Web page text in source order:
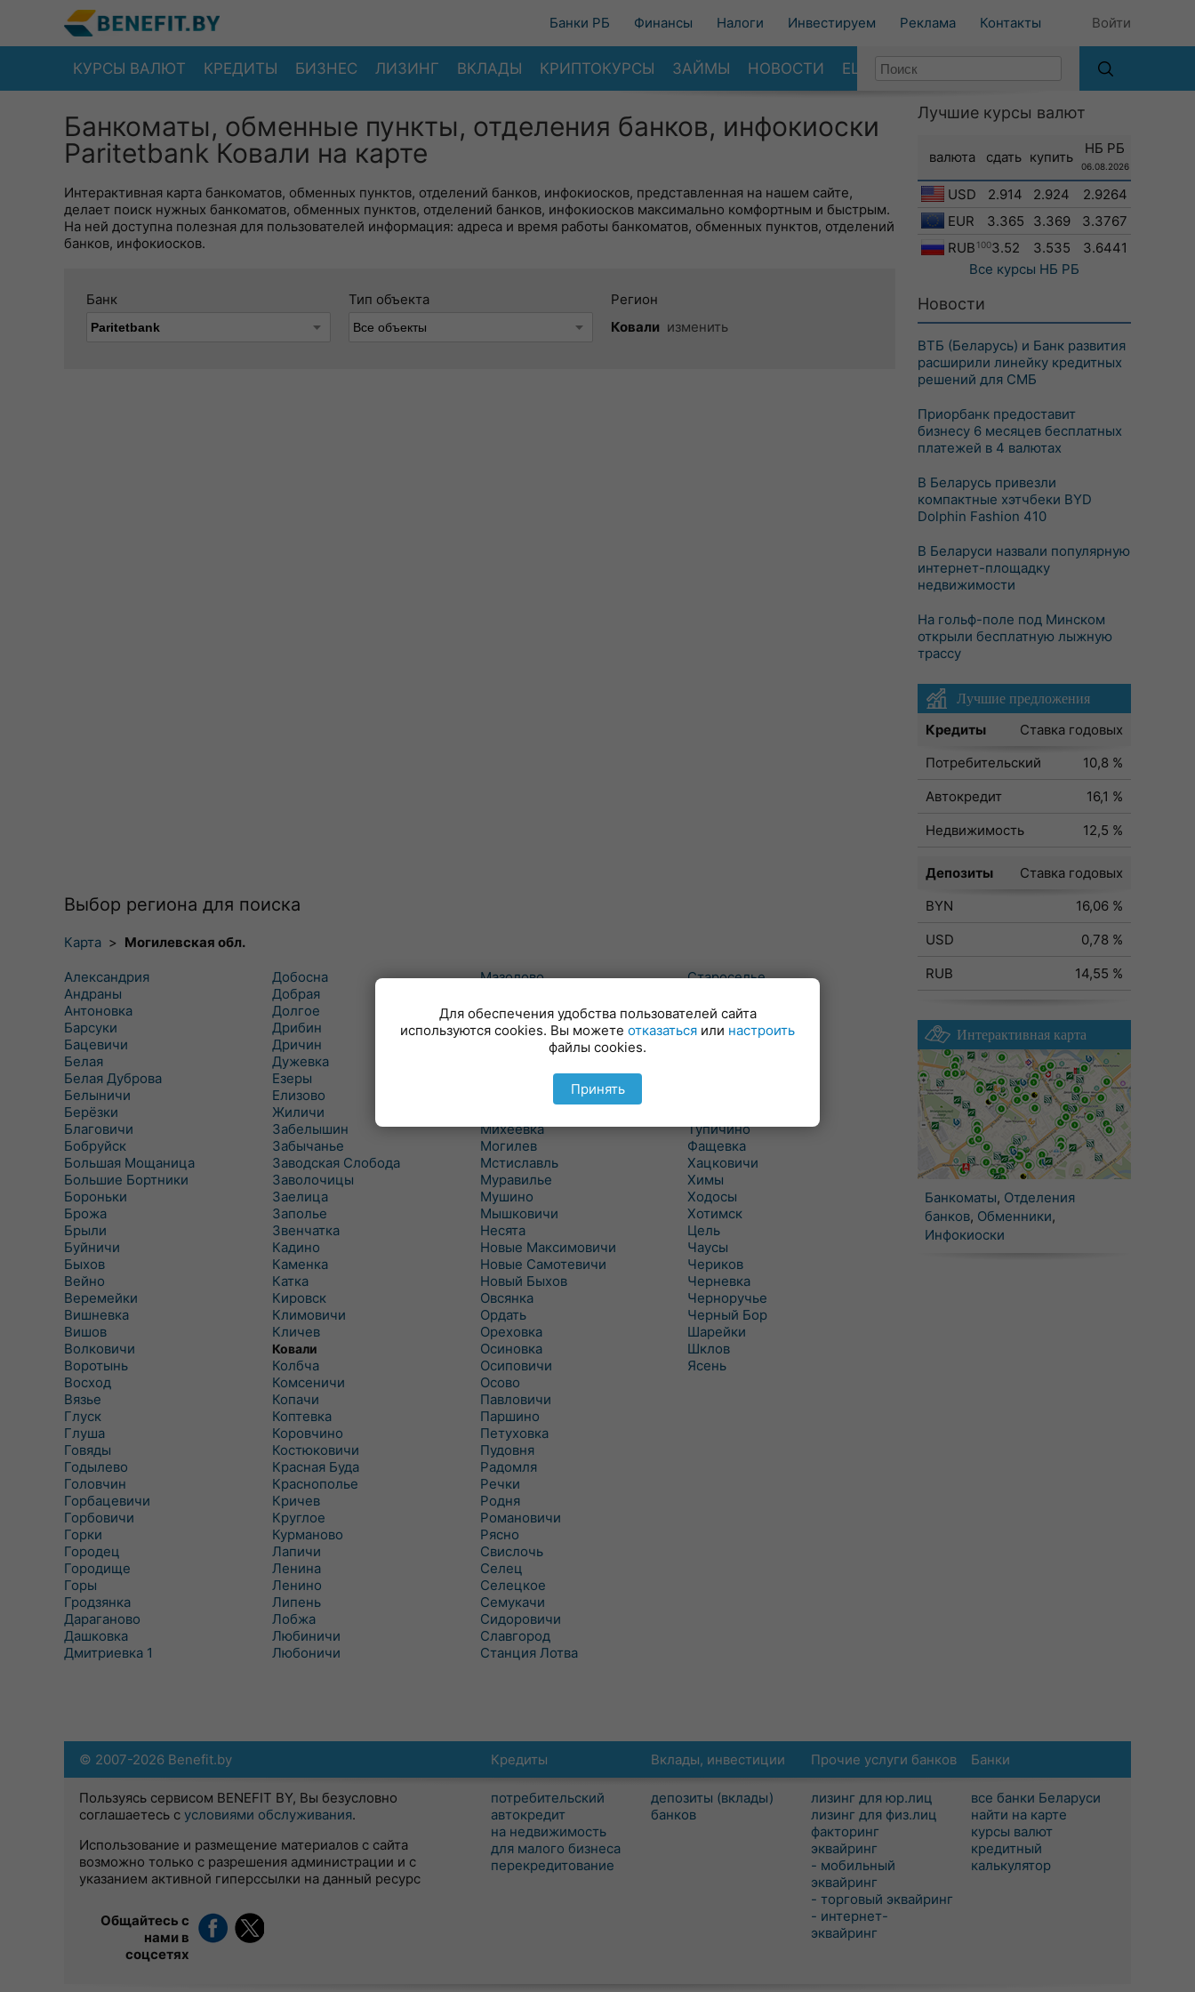
Банки РБ Финансы Налоги Инвестируем Реклама Контакты Войти
КУРСЫ ВАЛЮТ КРЕДИТЫ БИЗНЕС ЛИЗИНГ ВКЛАДЫ КРИПТОКУРСЫ ЗАЙМЫ НОВОСТИ ЕЩЕ
Банкоматы, обменные пункты, отделения банков, инфокиоски
Paritetbank Ковали на карте
Интерактивная карта банкоматов, обменных пунктов, отделений банков, инфокиосков, представленная на нашем сайте,
делает поиск нужных банкоматов, обменных пунктов, отделений банков, инфокиосков максимально комфортным и быстрым.
На ней доступна полезная для пользователей информация: адреса и время работы банкоматов, обменных пунктов, отделений
банков, инфокиосков.
Банк Тип объекта
Регион
Ковали изменить
Выбор региона для поиска
Карта > Могилевская обл.
Александрия
Андраны
Антоновка
Барсуки
Бацевичи
Белая
Белая Дуброва
Белыничи
Берёзки
Благовичи
Бобруйск
Большая Мощаница
Большие Бортники
Бороньки
Брожа
Брыли
Буйничи
Быхов
Вейно
Веремейки
Вишневка
Вишов
Волковичи
Воротынь
Восход
Вязье
Глуск
Глуша
Говяды
Годылево
Головчин
Горбацевичи
Горбовичи
Горки
Городец
Городище
Горы
Гродзянка
Дараганово
Дашковка
Дмитриевка 1
Добосна
Добрая
Долгое
Дрибин
Дричин
Дужевка
Езеры
Елизово
Жиличи
Забелышин
Забычанье
Заводская Слобода
Заволочицы
Заелица
Заполье
Звенчатка
Кадино
Каменка
Катка
Кировск
Климовичи
Кличев
Ковали
Колбча
Комсеничи
Копачи
Коптевка
Коровчино
Костюковичи
Красная Буда
Краснополье
Кричев
Круглое
Курманово
Лапичи
Ленина
Ленино
Липень
Лобжа
Любиничи
Любоничи
Мазолово
Макеевичи
Малые Словени
Межисетки
Михеевка
Могилев
Мстиславль
Муравилье
Мушино
Мышковичи
Несята
Новые Максимовичи
Новые Самотевичи
Новый Быхов
Овсянка
Ордать
Ореховка
Осиновка
Осиповичи
Осово
Павловичи
Паршино
Петуховка
Пудовня
Радомля
Речки
Родня
Романовичи
Рясно
Свислочь
Селец
Селецкое
Семукачи
Сидоровичи
Славгород
Станция Лотва
Староселье
Сухари
Татарка
Тупичино
Фащевка
Хацковичи
Химы
Ходосы
Хотимск
Цель
Чаусы
Чериков
Черневка
Черноручье
Черный Бор
Шарейки
Шклов
Ясень
Лучшие курсы валют
валюта сдать купить
НБ РБ
06.08.2026
USD 2.914 2.924
2.9264
EUR
3.365 3.369
3.3767
RUB 1003.52 3.535
3.6441
Все курсы НБ РБ
Новости
ВТБ (Беларусь) и Банк развития
расширили линейку кредитных
решений для СМБ
Приорбанк предоставит
бизнесу 6 месяцев бесплатных
платежей в 4 валютах
В Беларусь привезли
компактные хэтчбеки BYD
Dolphin Fashion 410
В Беларуси назвали популярную
интернет-площадку
недвижимости
На гольф-поле под Минском
открыли бесплатную лыжную
трассу
Лучшие предложения
Кредиты
Ставка годовых
Потребительский
10,8 %
Автокредит
16,1 %
Недвижимость
12,5 %
Депозиты
Ставка годовых
BYN
16,06 %
USD
0,78 %
RUB
14,55 %
Интерактивная карта
Банкоматы, Отделения
банков, Обменники,
Инфокиоски
Кредиты
потребительский
автокредит
на недвижимость
для малого бизнеса
перекредитование
Вклады, инвестиции
депозиты (вклады)
банков
Прочие услуги банков
лизинг для юр.лиц
лизинг для физ.лиц
факторинг
эквайринг
- мобильный
эквайринг
- торговый эквайринг
- интернет-
эквайринг
Банки
все банки Беларуси
найти на карте
курсы валют
кредитный
калькулятор
© 2007-2026 Benefit.by
Пользуясь сервисом BENEFIT BY, Вы безусловно
соглашаетесь с условиями обслуживания.
Использование и размещение материалов с сайта
возможно только с разрешения администрации и с
указанием активной гиперссылки на данный ресурс
Общайтесь с
нами в
соцсетях
Для обеспечения удобства пользователей сайта
используются cookies. Вы можете отказаться или настроить
файлы cookies.
Принять